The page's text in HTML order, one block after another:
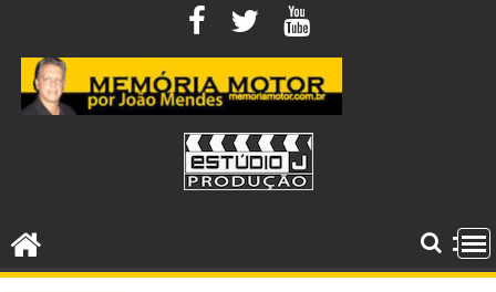
content